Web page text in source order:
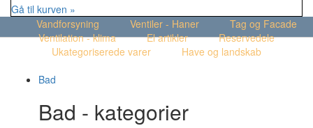
Gå til kurven »
Vandforsyning
Ventiler - Haner
Tag og Facade
Ventilation - klima
El artikler
Reservedele
Ukategoriserede varer
Have og landskab
Bad
Bad - kategorier